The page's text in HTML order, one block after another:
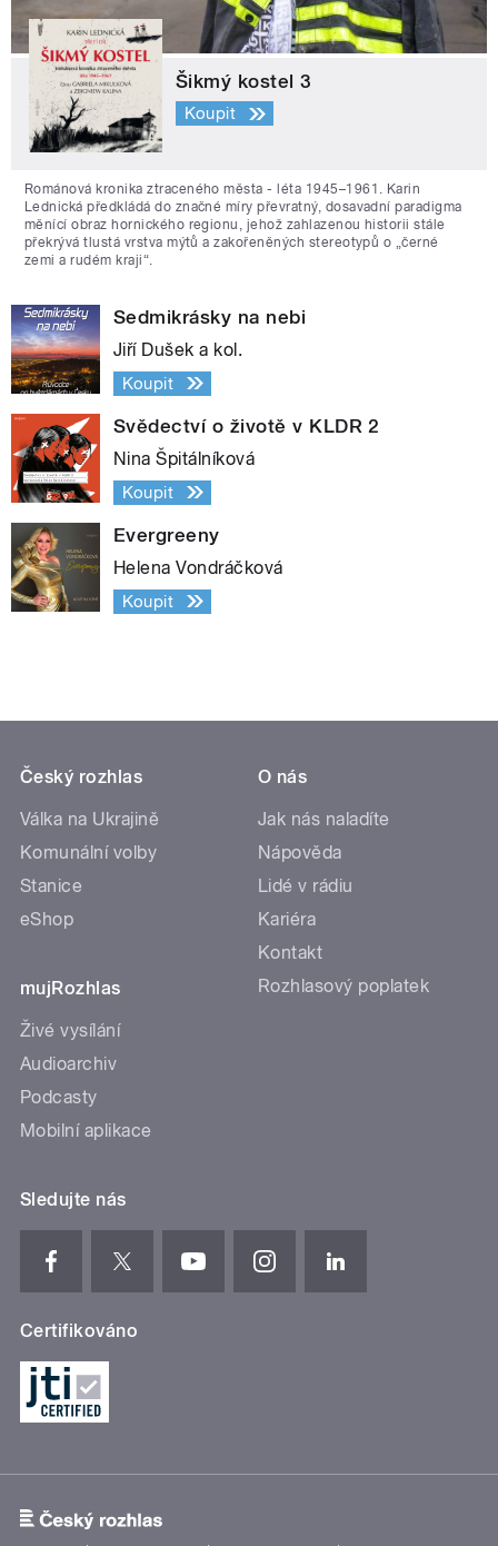
Šikmý kostel 3
Koupit
Románová kronika ztraceného města - léta 1945–1961. Karin
Lednická předkládá do značné míry převratný, dosavadní paradigma
měnící obraz hornického regionu, jehož zahlazenou historii stále
překrývá tlustá vrstva mýtů a zakořeněných stereotypů o „černé
zemi a rudém kraji“.
Sedmikrásky na nebi
Jiří Dušek a kol.
Koupit
Svědectví o životě v KLDR 2
Nina Špitálníková
Koupit
Evergreeny
Helena Vondráčková
Koupit
Český rozhlas
Válka na Ukrajině
Komunální volby
Stanice
eShop
mujRozhlas
Živé vysílání
Audioarchiv
Podcasty
Mobilní aplikace
O nás
Jak nás naladíte
Nápověda
Lidé v rádiu
Kariéra
Kontakt
Rozhlasový poplatek
Sledujte nás
Certifikováno